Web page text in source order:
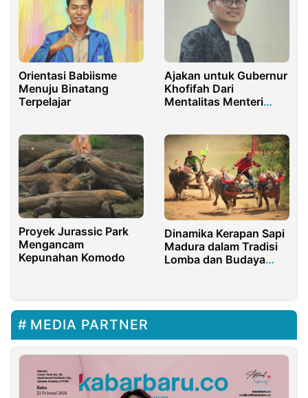
Orientasi Babiisme
Menuju Binatang
Terpelajar
Ajakan untuk Gubernur
Khofifah Dari
Mentalitas Menteri
Pemberdayaan Sejati
Proyek Jurassic Park
Mengancam
Kepunahan Komodo
Dinamika Kerapan Sapi
Madura dalam Tradisi
Lomba dan Budaya
MEDIA PARTNER